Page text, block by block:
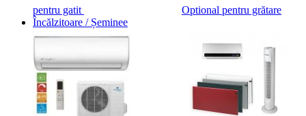
pentru gatit
Optional pentru grătare
Încălzitoare / Șeminee